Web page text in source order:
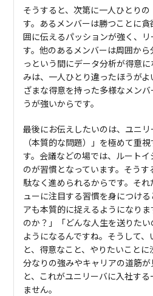
そうすると、次第に一人ひとり
す。あるメンバーは勝つことに
囲に伝えるパッションが強く、
す。他のあるメンバーは周囲か
っという間にデータ分析が得意
みは、一人ひとり違ったほうが
ざまな得意を持った多様なメン
うが強いからです。
最後にお伝えしたいのは、ユニ
（本質的な問題）」を極めて重
す。会議などの場では、ルート
のが習慣となっています。そう
駄なく進められるからです。そ
ューに注目する習慣を身につけ
アも本質的に捉えるようになり
のか？」「どんな人生を送りた
ようになるんですね。そうして
と、得意なこと、やりたいこと
分なりの強みやキャリアの道筋
と、これがユニリーバに入社す
ません。